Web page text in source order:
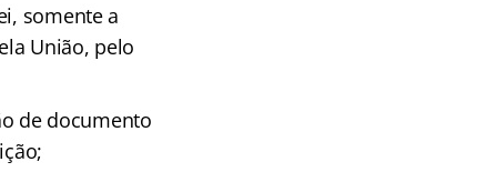
somente a
União, pelo
de documento